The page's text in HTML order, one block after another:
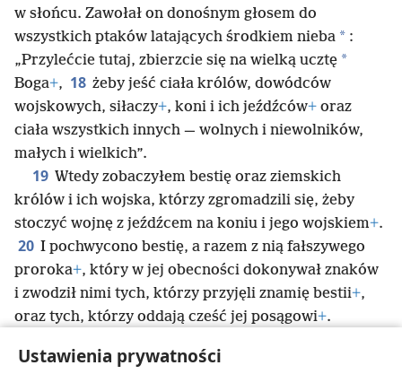
Ustawienia prywatności
w słońcu. Zawołał on donośnym głosem do
wszystkich ptaków latających środkiem nieba * :
„Przylećcie tutaj, zbierzcie się na wielką ucztę *
Boga+, 18 żeby jeść ciała królów, dowódców
wojskowych, siłaczy+, koni i ich jeźdźców+ oraz
ciała wszystkich innych — wolnych i niewolników,
małych i wielkich”.
19 Wtedy zobaczyłem bestię oraz ziemskich
królów i ich wojska, którzy zgromadzili się, żeby
stoczyć wojnę z jeźdźcem na koniu i jego wojskiem+.
20 I pochwycono bestię, a razem z nią fałszywego
proroka+, który w jej obecności dokonywał znaków
i zwodził nimi tych, którzy przyjęli znamię bestii+,
oraz tych, którzy oddają cześć jej posągowi+.
wrzuceni do ognistego jeziora, w którym płonie